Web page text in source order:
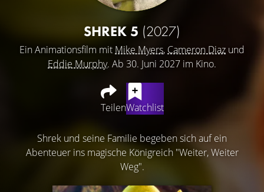
SHREK 5 (2027)
Ein Animationsfilm mit Mike Myers, Cameron Diaz und
Eddie Murphy. Ab 30. Juni 2027 im Kino.
TeilenWatchlist
Shrek und seine Familie begeben sich auf ein
Abenteuer ins magische Königreich "Weiter, Weiter
Weg".